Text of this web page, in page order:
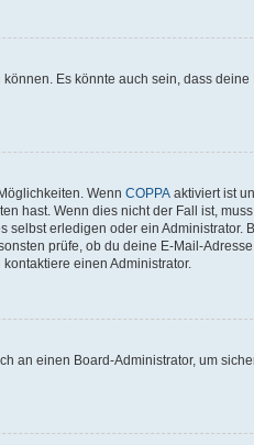
Es könnte auch sein, dass deine
Wenn COPPA aktiviert ist
hast. Wenn dies nicht der Fall ist,
erledigen oder ein Administrator.
prüfe, ob du deine E-Mail-
einen Administrator.
an einen Board-Administrator, um